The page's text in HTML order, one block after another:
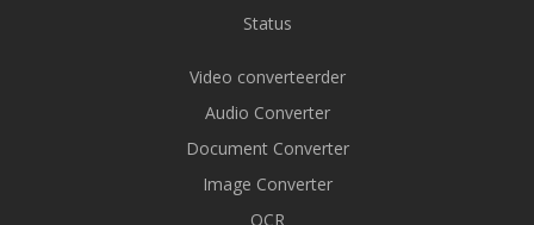
Status
Video converteerder
Audio Converter
Document Converter
Image Converter
OCR